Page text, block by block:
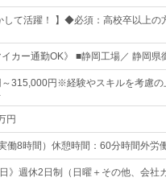
して活躍！ 】◆必須：高校卒以上
イカー通勤OK》 ■静岡工場／ 静岡
～315,000円※経験やスキルを考慮
円
働8時間）休憩時間：60分時間外労
日》週休2日制（日曜＋その他、会